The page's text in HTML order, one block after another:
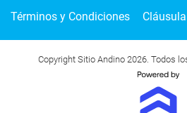
Términos y Condiciones
Copyright Sitio Andino 2026. Todos